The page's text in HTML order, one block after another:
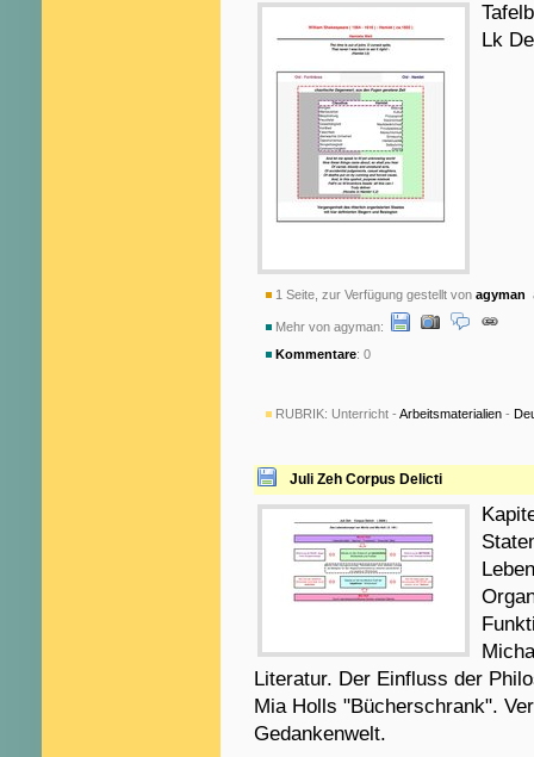
Lk
1 Seite, zur Verfügung gestellt von agyman
Mehr von agyman:
Kommentare: 0
RUBRIK: Unterricht - Arbeitsmaterialien -
Juli Zeh Corpus Delicti
Literatur. Der Einfluss der
Mia Holls "Bücherschrank".
Gedankenwelt.